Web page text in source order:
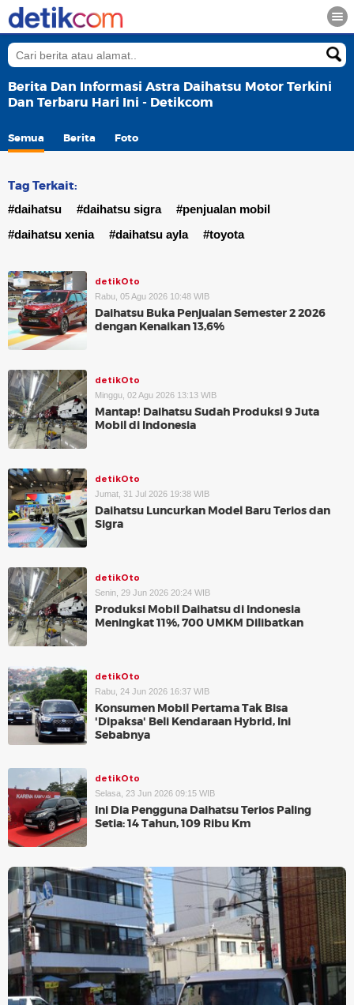
Berita Dan Informasi Astra Daihatsu Motor Terkini
Dan Terbaru Hari Ini - Detikcom
Semua Berita Foto
Tag Terkait:
#daihatsu #daihatsu sigra
#penjualan mobil
#daihatsu xenia
#daihatsu ayla #toyota
detikOto
Rabu, 05 Agu 2026 10:48 WIB
Daihatsu Buka Penjualan Semester 2 2026
dengan Kenaikan 13,6%
detikOto
Minggu, 02 Agu 2026 13:13 WIB
Mantap! Daihatsu Sudah Produksi 9 Juta
Mobil di Indonesia
detikOto
Jumat, 31 Jul 2026 19:38 WIB
Daihatsu Luncurkan Model Baru Terios dan
Sigra
detikOto
Senin, 29 Jun 2026 20:24 WIB
Produksi Mobil Daihatsu di Indonesia
Meningkat 11%, 700 UMKM Dilibatkan
detikOto
Rabu, 24 Jun 2026 16:37 WIB
Konsumen Mobil Pertama Tak Bisa
'Dipaksa' Beli Kendaraan Hybrid, Ini
Sebabnya
detikOto
Selasa, 23 Jun 2026 09:15 WIB
Ini Dia Pengguna Daihatsu Terios Paling
Setia: 14 Tahun, 109 Ribu Km